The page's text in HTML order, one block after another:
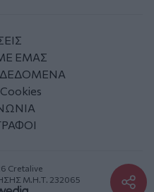
ΕΜΑΣ
Cretalive
Μ.Η.Τ. 232065